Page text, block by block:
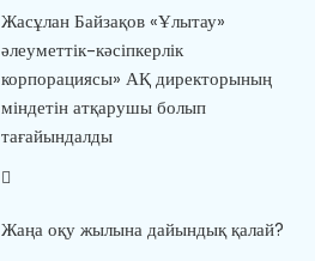
Жасұлан Байзақов «Ұлытау»
әлеуметтік-кәсіпкерлік
корпорациясы» АҚ директорының
міндетін атқарушы болып
тағайындалды
Жаңа оқу жылына дайындық қалай?